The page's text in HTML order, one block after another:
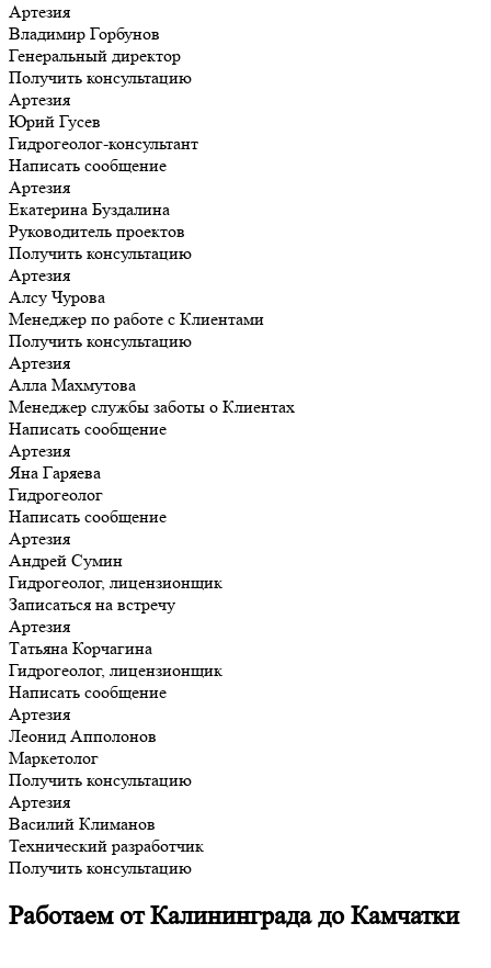
Артезия
Владимир Горбунов
Генеральный директор
Получить консультацию
Артезия
Юрий Гусев
Гидрогеолог-консультант
Написать сообщение
Артезия
Екатерина Буздалина
Руководитель проектов
Получить консультацию
Артезия
Алсу Чурова
Менеджер по работе с Клиентами
Получить консультацию
Артезия
Алла Махмутова
Менеджер службы заботы о Клиентах
Написать сообщение
Артезия
Яна Гаряева
Гидрогеолог
Написать сообщение
Артезия
Андрей Сумин
Гидрогеолог, лицензионщик
Записаться на встречу
Артезия
Татьяна Корчагина
Гидрогеолог, лицензионщик
Написать сообщение
Артезия
Леонид Апполонов
Маркетолог
Получить консультацию
Артезия
Василий Климанов
Технический разработчик
Получить консультацию
Работаем от Калининграда до Камчатки